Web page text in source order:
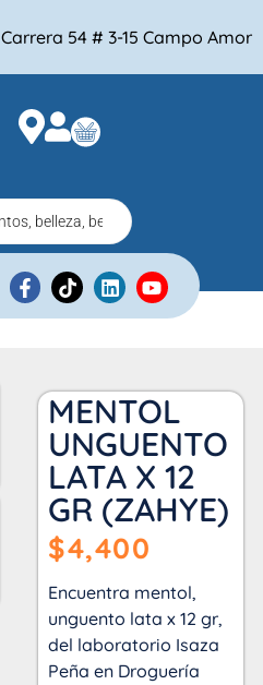
Carrera 54 # 3-15 Campo Amor
MENTOL
UNGUENTO
LATA X 12
GR (ZAHYE)
$4,400
Encuentra mentol,
unguento lata x 12 gr,
del laboratorio Isaza
Peña en Droguería